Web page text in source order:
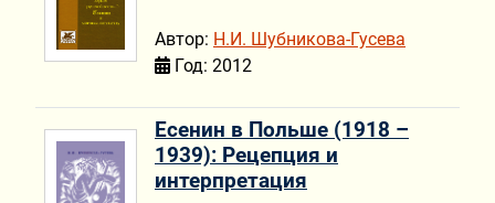
Автор: Н.И. Шубникова-Гусева
Год: 2012
Есенин в Польше (1918 –
1939): Рецепция и
интерпретация